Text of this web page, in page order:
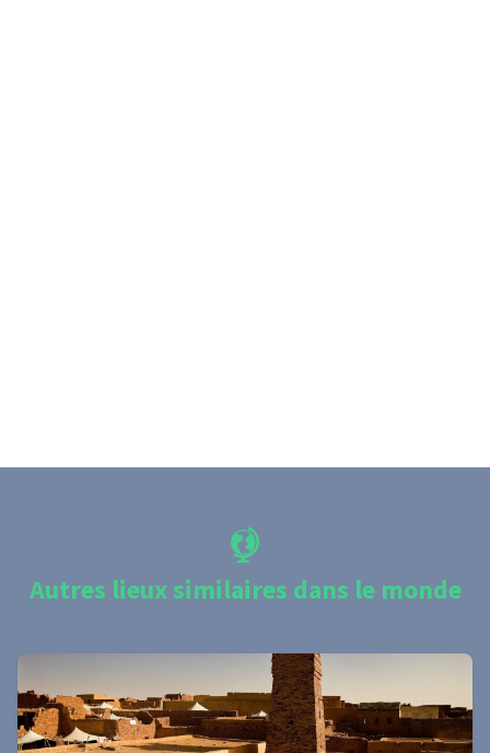
Autres lieux similaires dans le monde